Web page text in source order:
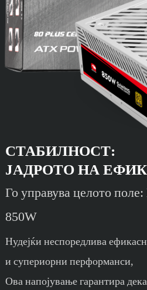
СТАБИЛНОСТ:
ЈАДРОТО НА
Го управува целото
850W
Нудејќи неспоредлива
и супериорни перформанси,
Ова напојување гарантира